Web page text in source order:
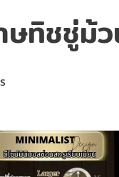
ษทิชชู่ม้
low
to
high